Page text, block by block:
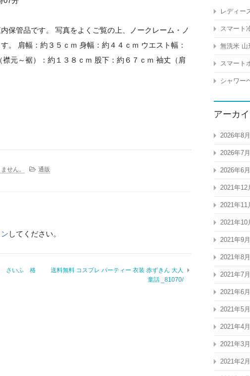
保管品です。 写真をよくご覧の上、ノークレーム・ノ
。 肩幅：約３５ｃｍ 身幅：約４４ｃｍ ウエスト幅：
元～裾）：約１３８ｃｍ 股下：約６７ｃｍ 袖丈（肩
せん。 通販
してください。
さいふ 格
送料無料 コスプレ パーティー 衣装 赤ずきん 大人
童話 _81070/
レディー
スマート
無洗米 山
スマート
シャワー
アーカ
2026年8月
2026年7月
2026年6月
2021年12
2021年11
2021年10
2021年9月
2021年8月
2021年7月
2021年6月
2021年5月
2021年4月
2021年3月
2021年2月